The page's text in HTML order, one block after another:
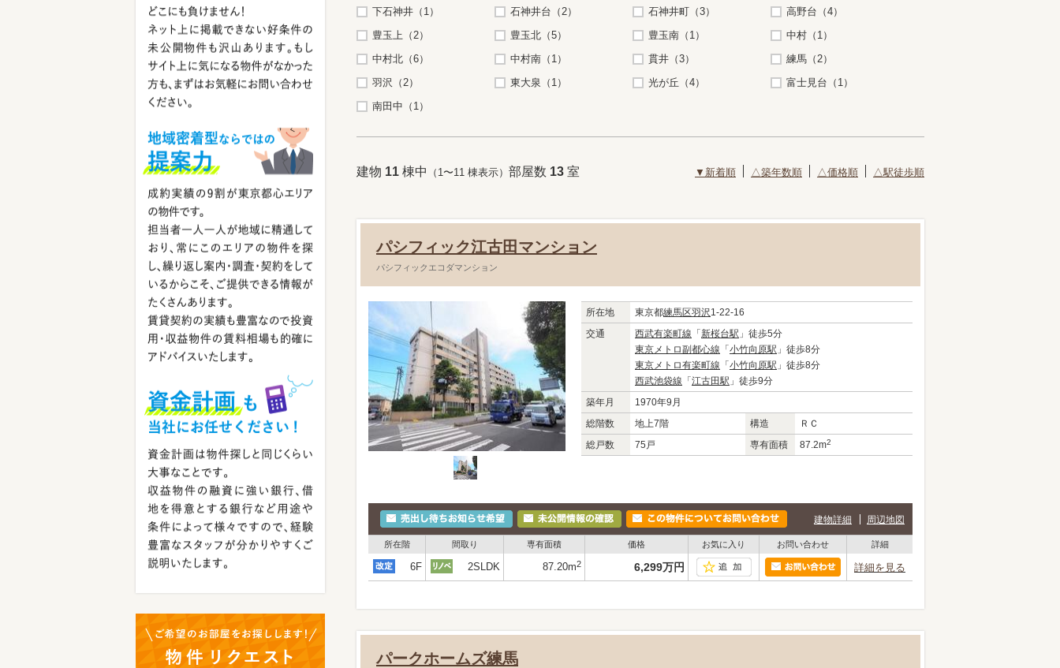
下石神井（1）
石神井台（2） 石神井町（3）
高野台（4）
豊玉上（2）
豊玉北（5） 豊玉南（1）
中村（1）
中村北（6）
中村南（1） 貫井（3）
練馬（2）
羽沢（2）
東大泉（1） 光が丘（4）
富士見台（1）
南田中（1）
建物 11 棟中 （1〜11 棟表示） 部屋数 13 室 ▼新着順 △築年数順 △価格順 △駅徒歩順
パシフィック江古田マンション
パシフィックエコダマンション
所在地 東京都練馬区羽沢1-22-16
交通
西武有楽町線 「 新桜台駅 」徒歩5分
東京メトロ副都心線 「 小竹向原駅 」徒歩8分
東京メトロ有楽町線 「 小竹向原駅 」徒歩8分
西武池袋線 「 江古田駅 」徒歩9分
築年月
1970年9月
総階数
地上7階 構造
ＲＣ
総戸数
75戸 専有面積 87.2m2
建物詳細 周辺地図
所在階 間取り 専有面積 価格 お気に入り お問い合わせ 詳細
6F 2SLDK 87.20m2 6,299万円 詳細を見る
パークホームズ練馬